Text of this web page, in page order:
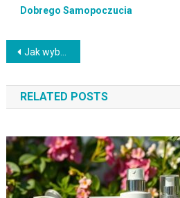
Dobrego Samopoczucia
Nawigacja
wpisu
Jak wybrać skuteczny krem na pryszcze? Kluczowe informacje
RELATED POSTS